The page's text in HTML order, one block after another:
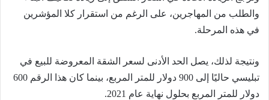
والطلب من المهاجرين، على الرغم من استقرار كلا المؤشرين
في هذه المرحلة.
ونتيجة لذلك، يصل الحد الأدنى لسعر الشقة المعروضة للبيع في
تبليسي حاليًا إلى 900 دولار للمتر المربع، بينما كان هذا الرقم 600
دولار للمتر المربع بحلول نهاية عام 2021.